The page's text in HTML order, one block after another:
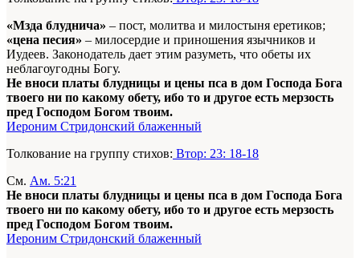
«Мзда блуднича» – пост, молитва и милостыня еретиков;
«цена песия» – милосердие и приношения язычников и
Иудеев. Законодатель дает этим разуметь, что обеты их
неблагоугодны Богу.
Не вноси платы блудницы и цены пса в дом Господа Бога
твоего ни по какому обету, ибо то и другое есть мерзость
пред Господом Богом твоим.
Иероним Стридонский блаженный
Толкование на группу стихов: Втор: 23: 18-18
См. Ам. 5:21
Не вноси платы блудницы и цены пса в дом Господа Бога
твоего ни по какому обету, ибо то и другое есть мерзость
пред Господом Богом твоим.
Иероним Стридонский блаженный